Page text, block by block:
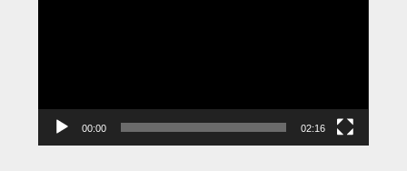
00:00 02:16